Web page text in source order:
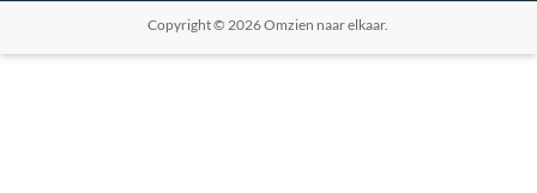
Copyright © 2026Omzien naar elkaar.